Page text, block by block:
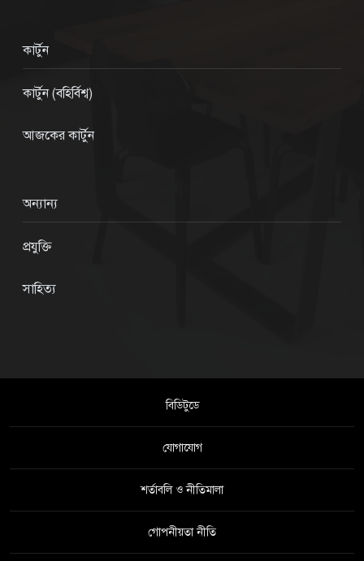
কার্টুন
কার্টুন (বহির্বিশ্ব)
আজকের কার্টুন
অন্যান্য
প্রযুক্তি
সাহিত্য
বিডিটুডে
যোগাযোগ
শর্তাবলি ও নীতিমালা
গোপনীয়তা নীতি